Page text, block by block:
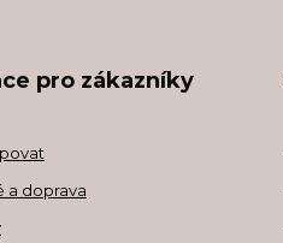
pro zákazníky
a doprava